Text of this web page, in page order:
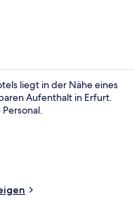
liegt in der Nähe eines
Aufenthalt in Erfurt.